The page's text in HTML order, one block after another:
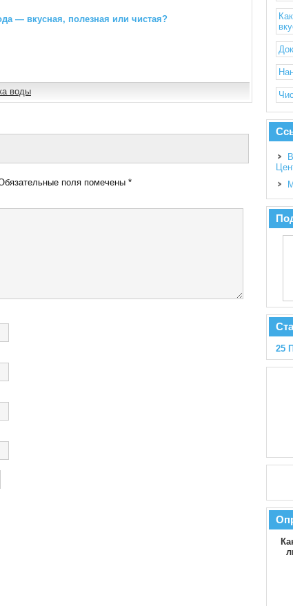
— вкусная, полезная или чистая?
воды
поля помечены *
25